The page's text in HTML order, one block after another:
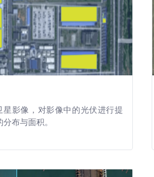
星影像，对影像中的光伏进行提
布与面积。